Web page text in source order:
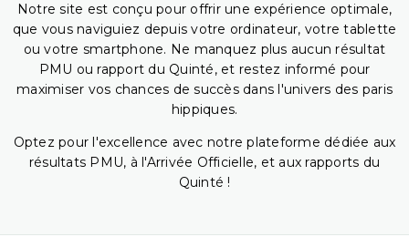
Notre site est conçu pour offrir une expérience optimale,
que vous naviguiez depuis votre ordinateur, votre tablette
ou votre smartphone. Ne manquez plus aucun résultat
PMU ou rapport du Quinté, et restez informé pour
maximiser vos chances de succès dans l'univers des paris
hippiques.
Optez pour l'excellence avec notre plateforme dédiée aux
résultats PMU, à l'Arrivée Officielle, et aux rapports du
Quinté !